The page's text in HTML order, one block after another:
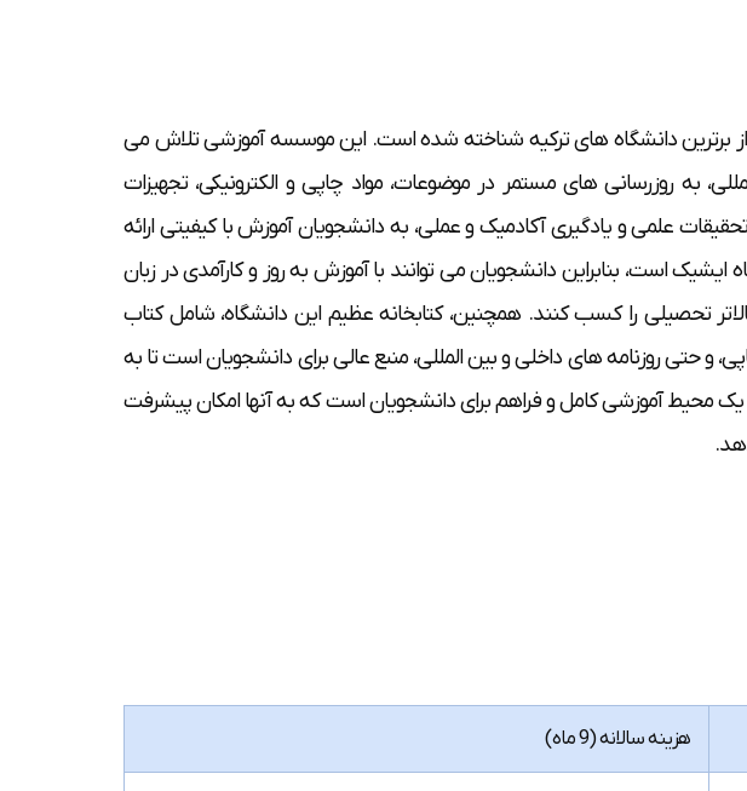
از برترین دانشگاه های ترکیه شناخته شده است. این موسسه آموزشی تلاش می
به روزرسانی های مستمر در موضوعات، مواد چاپی و الکترونیکی، تجهیزات
علمی و یادگیری آکادمیک و عملی، به دانشجویان آموزش با کیفیتی ارائه
است، بنابراین دانشجویان می توانند با آموزش به روز و کارآمدی در زبان
تحصیلی را کسب کنند. همچنین، کتابخانه عظیم این دانشگاه، شامل کتاب
و حتی روزنامه های داخلی و بین المللی، منبع عالی برای دانشجویان است تا به
یک محیط آموزشی کامل و فراهم برای دانشجویان است که به آنها امکان پیشرفت
هزینه سالانه (9 ماه)